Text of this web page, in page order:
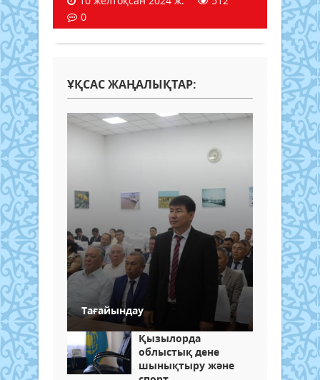
0
ҰҚСАС ЖАҢАЛЫҚТАР:
Тағайындау
Қызылорда
облыстық дене
шынықтыру және